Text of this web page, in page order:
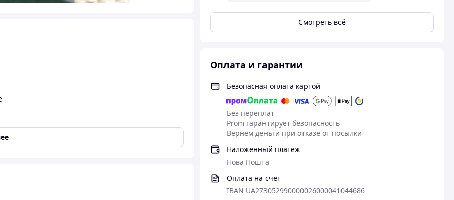
Смотреть всё
Оплата и гарантии
Безопасная оплата картой
Без переплат
Prom гарантирует безопасность
Вернем деньги при отказе от посылки
Наложенный платеж
Нова Пошта
Оплата на счет
IBAN UA273052990000026000041044686